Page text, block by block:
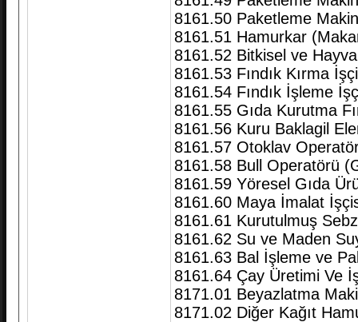
8161.50 Paketleme
8161.51 Hamurkar
8161.52 Bitkisel ve
8161.53 Fındık Kırma
8161.54 Fındık İşleme
8161.55 Gıda Kurutma
8161.56 Kuru Baklagil
8161.57 Otoklav
8161.58 Bull Operatörü
8161.59 Yöresel Gıda
8161.60 Maya İmalat
8161.61 Kurutulmuş
8161.62 Su ve Maden
8161.63 Bal İşleme ve
8161.64 Çay Üretimi Ve
8171.01 Beyazlatma
8171.02 Diğer Kağıt